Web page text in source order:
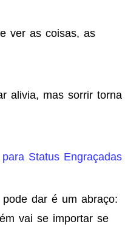
ver as coisas, as
alivia, mas sorrir torna
Status Engraçadas
dar é um abraço:
vai se importar se